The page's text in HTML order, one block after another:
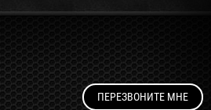
ПЕРЕЗВОНИТЕ МНЕ